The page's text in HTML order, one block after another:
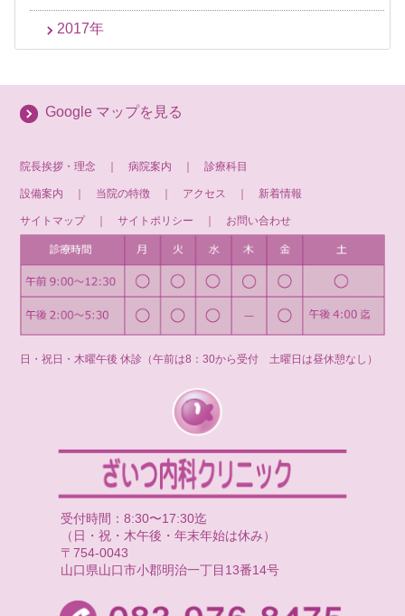
2017年
Google マップを見る
院長挨拶・理念 ｜病院案内 ｜診療科目
設備案内 当院の特徴 アクセス 新着情報
サイトマップ｜サイトポリシー お問い合わせ
日・祝日・木曜午後 休診（午前は8：30から受付 土曜日は昼休憩なし）
受付時間：8:30〜17:30迄
（日・祝・木午後・年末年始は休み）
〒754-0043
山口県山口市小郡明治一丁目13番14号